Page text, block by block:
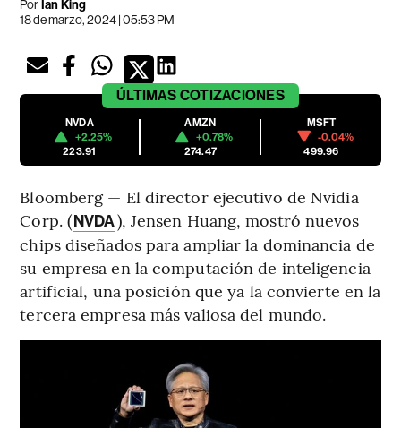
Por Ian King
18 de marzo, 2024 | 05:53 PM
ÚLTIMAS COTIZACIONES
NVDA
+2.25%
223.91
AMZN
+0.78%
274.47
MSFT
-0.04%
499.96
Bloomberg — El director ejecutivo de Nvidia
Corp. (NVDA), Jensen Huang, mostró nuevos
chips diseñados para ampliar la dominancia de
su empresa en la computación de inteligencia
artificial, una posición que ya la convierte en la
tercera empresa más valiosa del mundo.